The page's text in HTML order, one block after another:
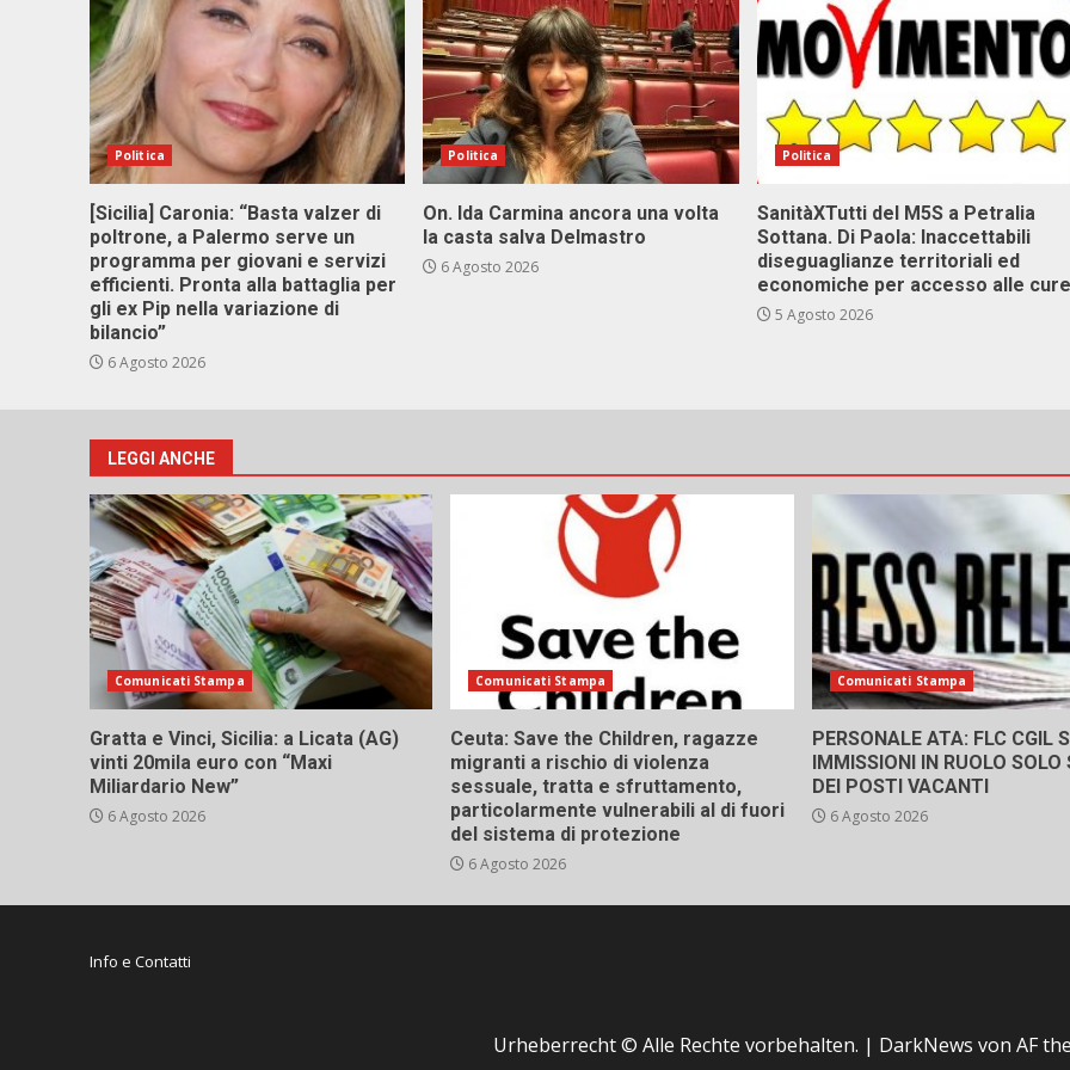
Politica
[Sicilia] Caronia: “Basta valzer di
poltrone, a Palermo serve un
programma per giovani e servizi
efficienti. Pronta alla battaglia per
gli ex Pip nella variazione di
bilancio”
6 Agosto 2026
Politica
On. Ida Carmina ancora una volta
la casta salva Delmastro
6 Agosto 2026
Politica
SanitàXTutti del M5S a Petralia
Sottana. Di Paola: Inaccettabili
diseguaglianze territoriali ed
economiche per accesso alle cure
5 Agosto 2026
LEGGI ANCHE
Comunicati Stampa
Gratta e Vinci, Sicilia: a Licata (AG)
vinti 20mila euro con “Maxi
Miliardario New”
6 Agosto 2026
Comunicati Stampa
Ceuta: Save the Children, ragazze
migranti a rischio di violenza
sessuale, tratta e sfruttamento,
particolarmente vulnerabili al di fuori
del sistema di protezione
6 Agosto 2026
Comunicati Stampa
PERSONALE ATA: FLC CGIL
IMMISSIONI IN RUOLO SOLO
DEI POSTI VACANTI
6 Agosto 2026
Info e Contatti
Urheberrecht © Alle Rechte vorbehalten. | DarkNews von AF